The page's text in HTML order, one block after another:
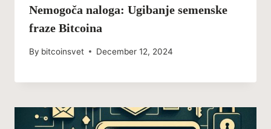
Nemogoča naloga: Ugibanje semenske
fraze Bitcoina
By bitcoinsvet December 12, 2024